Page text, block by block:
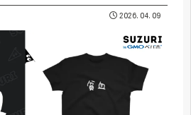
2026.04.09